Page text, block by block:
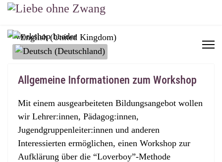
Sprache auswählen
Allgemeine Informationen zum Workshop
Mit einem ausgearbeiteten Bildungsangebot wollen
wir Lehrer:innen, Pädagog:innen,
Jugendgruppenleiter:innen und anderen
Interessierten ermöglichen, einen Workshop zur
Aufklärung über die “Loverboy”-Methode